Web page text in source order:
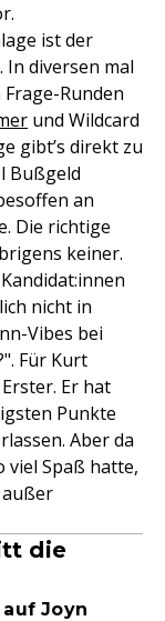
ist der
diversen mal
Runden
und Wildcard
gibt’s direkt zu
Bußgeld
an
Die richtige
keiner.
nicht in
Vibes bei
Für Kurt
Er hat
Punkte
Aber da
viel Spaß hatte,
außer
die
Joyn